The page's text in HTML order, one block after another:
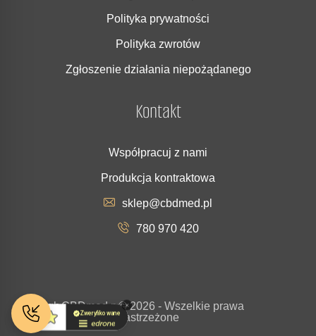
Polityka prywatności
Polityka zwrotów
Zgłoszenie działania niepożądanego
Kontakt
Współpracuj z nami
Produkcja kontraktowa
sklep@cbdmed.pl
780 970 420
CopyrighCBDmed.p© 2026 - Wszelkie prawa
zastrzeżone